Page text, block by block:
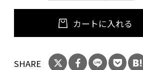
おいしさが引き立ちます！
・和三盆あられ 50ｇ
和三盆糖ともち米のみ使用し
あられです！
カートに入れる
SHARE